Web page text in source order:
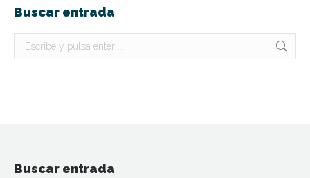
Buscar entrada
Buscar:
Buscar entrada